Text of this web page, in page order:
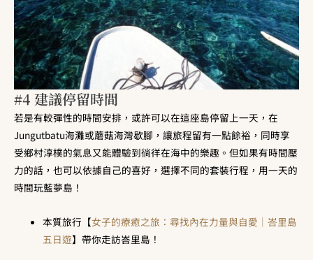
#4 建議停留時間
若是有較彈性的時間安排，或許可以在這座島停留上一天，在
Jungutbatu海灘或蘑菇海灣歇腳，讓旅程留有一點餘裕，同時享
受鄉村淳樸的氣息又能體驗到徜徉在海中的樂趣。但如果有時間壓
力的話，也可以依據自己的喜好，選擇不同的套裝行程，用一天的
時間玩藍夢島！
本質旅行【女子的療癒之旅：尋找內在力量與自愛｜峇里島
五日遊】帶你走訪峇里島！